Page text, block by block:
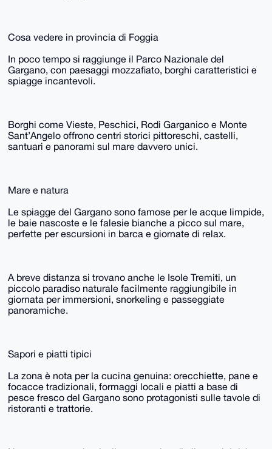
Cosa vedere in provincia di Foggia
In poco tempo si raggiunge il Parco Nazionale del
Gargano, con paesaggi mozzafiato, borghi caratteristici e
spiagge incantevoli.
Borghi come Vieste, Peschici, Rodi Garganico e Monte
Sant’Angelo offrono centri storici pittoreschi, castelli,
santuari e panorami sul mare davvero unici.
Mare e natura
Le spiagge del Gargano sono famose per le acque limpide,
le baie nascoste e le falesie bianche a picco sul mare,
perfette per escursioni in barca e giornate di relax.
A breve distanza si trovano anche le Isole Tremiti, un
piccolo paradiso naturale facilmente raggiungibile in
giornata per immersioni, snorkeling e passeggiate
panoramiche.
Sapori e piatti tipici
La zona è nota per la cucina genuina: orecchiette, pane e
focacce tradizionali, formaggi locali e piatti a base di
pesce fresco del Gargano sono protagonisti sulle tavole di
ristoranti e trattorie.